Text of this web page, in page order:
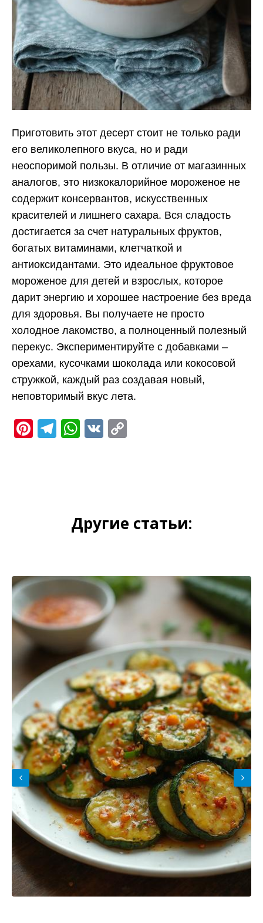
Приготовить этот десерт стоит не только ради
его великолепного вкуса, но и ради
неоспоримой пользы. В отличие от магазинных
аналогов, это низкокалорийное мороженое не
содержит консервантов, искусственных
красителей и лишнего сахара. Вся сладость
достигается за счет натуральных фруктов,
богатых витаминами, клетчаткой и
антиоксидантами. Это идеальное фруктовое
мороженое для детей и взрослых, которое
дарит энергию и хорошее настроение без вреда
для здоровья. Вы получаете не просто
холодное лакомство, а полноценный полезный
перекус. Экспериментируйте с добавками –
орехами, кусочками шоколада или кокосовой
стружкой, каждый раз создавая новый,
неповторимый вкус лета.
Pinterest
Telegram
WhatsApp
VK
Другие статьи: